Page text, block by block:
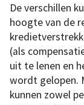
De verschillen
hoogte van de
(als
uit te lenen en
wordt gelopen.
kunnen zowel